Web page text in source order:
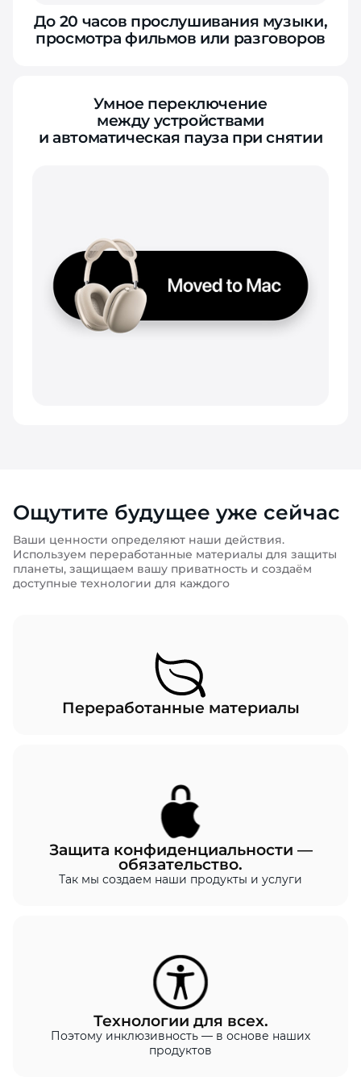
До 20 часов прослушивания музыки,
просмотра фильмов или разговоров
Умное переключение
между устройствами
и автоматическая пауза при снятии
Ощутите будущее уже сейчас
Ваши ценности определяют наши действия.
Используем переработанные материалы для защиты
планеты, защищаем вашу приватность и создаём
доступные технологии для каждого
Переработанные материалы
Защита конфиденциальности —
обязательство.
Так мы создаем наши продукты и услуги
Технологии для всех.
Поэтому инклюзивность — в основе наших
продуктов